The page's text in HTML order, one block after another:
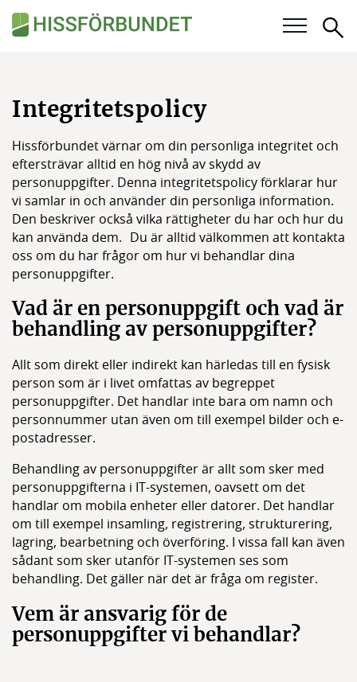
För medlemmar
Kalender
Kunskapsbank
Om Hissförbundet
Medlemskap
Styrelsen
Integritetspolicy
Hissförbundet värnar om din personliga integritet och
eftersträvar alltid en hög nivå av skydd av
personuppgifter. Denna integritetspolicy förklarar hur
vi samlar in och använder din personliga information.
Den beskriver också vilka rättigheter du har och hur du
kan använda dem. Du är alltid välkommen att kontakta
oss om du har frågor om hur vi behandlar dina
personuppgifter.
Vad är en personuppgift och vad är
behandling av personuppgifter?
Allt som direkt eller indirekt kan härledas till en fysisk
person som är i livet omfattas av begreppet
personuppgifter. Det handlar inte bara om namn och
personnummer utan även om till exempel bilder och e-
postadresser.
Behandling av personuppgifter är allt som sker med
personuppgifterna i IT-systemen, oavsett om det
handlar om mobila enheter eller datorer. Det handlar
om till exempel insamling, registrering, strukturering,
lagring, bearbetning och överföring. I vissa fall kan även
sådant som sker utanför IT-systemen ses som
behandling. Det gäller när det är fråga om register.
Vem är ansvarig för de
personuppgifter vi behandlar?